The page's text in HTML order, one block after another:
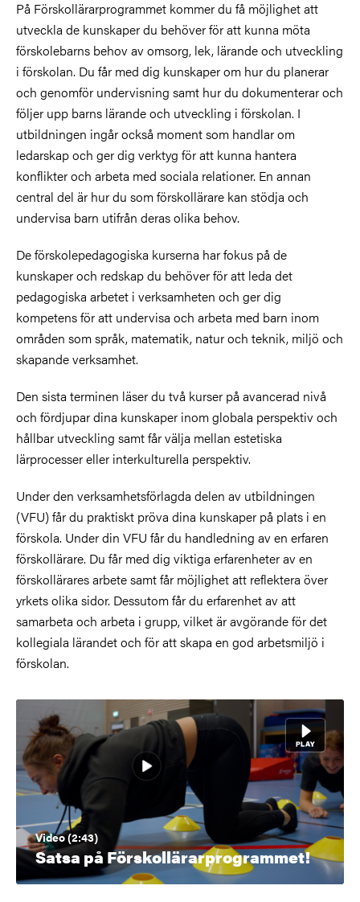
På Förskollärarprogrammet kommer du få möjlighet att
utveckla de kunskaper du behöver för att kunna möta
förskolebarns behov av omsorg, lek, lärande och utveckling
i förskolan. Du får med dig kunskaper om hur du planerar
och genomför undervisning samt hur du dokumenterar och
följer upp barns lärande och utveckling i förskolan. I
utbildningen ingår också moment som handlar om
ledarskap och ger dig verktyg för att kunna hantera
konflikter och arbeta med sociala relationer. En annan
central del är hur du som förskollärare kan stödja och
undervisa barn utifrån deras olika behov.
De förskolepedagogiska kurserna har fokus på de
kunskaper och redskap du behöver för att leda det
pedagogiska arbetet i verksamheten och ger dig
kompetens för att undervisa och arbeta med barn inom
områden som språk, matematik, natur och teknik, miljö och
skapande verksamhet.
Den sista terminen läser du två kurser på avancerad nivå
och fördjupar dina kunskaper inom globala perspektiv och
hållbar utveckling samt får välja mellan estetiska
lärprocesser eller interkulturella perspektiv.
Under den verksamhetsförlagda delen av utbildningen
(VFU) får du praktiskt pröva dina kunskaper på plats i en
förskola. Under din VFU får du handledning av en erfaren
förskollärare. Du får med dig viktiga erfarenheter av en
förskollärares arbete samt får möjlighet att reflektera över
yrkets olika sidor. Dessutom får du erfarenhet av att
samarbeta och arbeta i grupp, vilket är avgörande för det
kollegiala lärandet och för att skapa en god arbetsmiljö i
förskolan.
Video (2:43)
Satsa på Förskollärarprogrammet!